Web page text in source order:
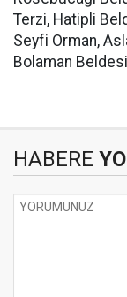
Terzi, Hatipli
Seyfi Orman,
Bolaman
HABERE